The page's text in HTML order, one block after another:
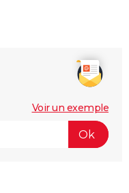
Voir un exemple